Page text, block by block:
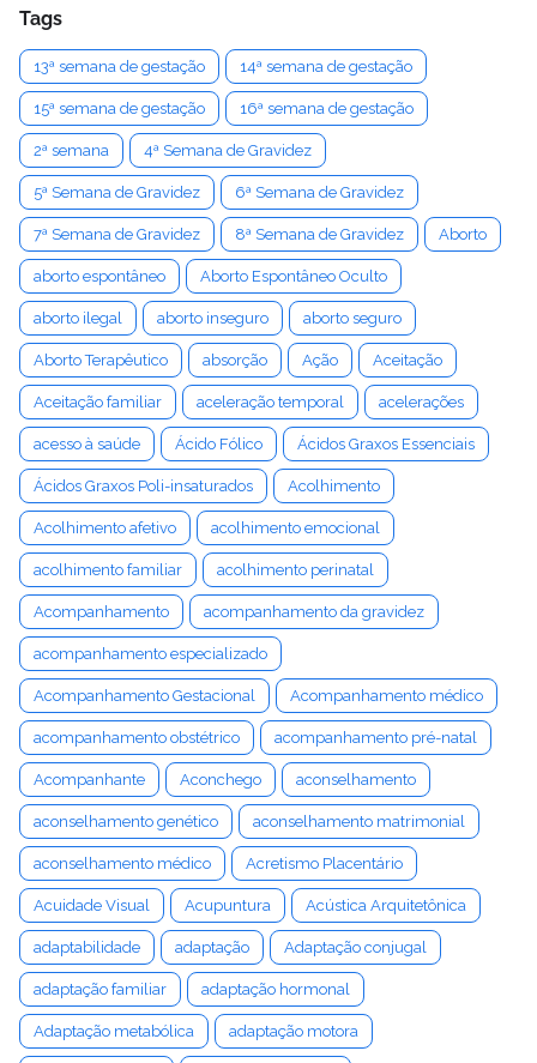
Tags
13ª semana de gestação 14ª semana de gestação
15ª semana de gestação 16ª semana de gestação
2ª semana 4ª Semana de Gravidez
5ª Semana de Gravidez 6ª Semana de Gravidez
7ª Semana de Gravidez 8ª Semana de Gravidez Aborto
aborto espontâneo Aborto Espontâneo Oculto
aborto ilegal aborto inseguro aborto seguro
Aborto Terapêutico absorção Ação Aceitação
Aceitação familiar aceleração temporal acelerações
acesso à saúde Ácido Fólico Ácidos Graxos Essenciais
Ácidos Graxos Poli-insaturados Acolhimento
Acolhimento afetivo acolhimento emocional
acolhimento familiar acolhimento perinatal
Acompanhamento acompanhamento da gravidez
acompanhamento especializado
Acompanhamento Gestacional Acompanhamento médico
acompanhamento obstétrico acompanhamento pré-natal
Acompanhante Aconchego aconselhamento
aconselhamento genético aconselhamento matrimonial
aconselhamento médico Acretismo Placentário
Acuidade Visual Acupuntura Acústica Arquitetônica
adaptabilidade adaptação Adaptação conjugal
adaptação familiar adaptação hormonal
Adaptação metabólica adaptação motora